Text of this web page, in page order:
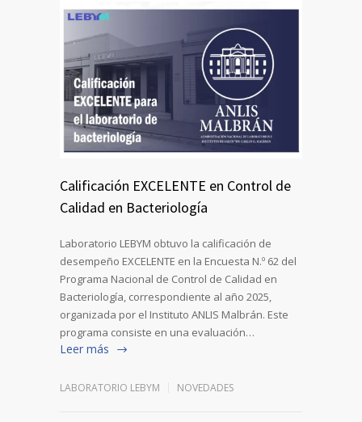
Calificación EXCELENTE en Control de
Calidad en Bacteriología
Laboratorio LEBYM obtuvo la calificación de
desempeño EXCELENTE en la Encuesta N.º 62 del
Programa Nacional de Control de Calidad en
Bacteriología, correspondiente al año 2025,
organizada por el Instituto ANLIS Malbrán. Este
programa consiste en una evaluación…
Leer más
LABORATORIO LEBYM NOVEDADES